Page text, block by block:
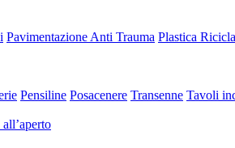
Pavimentazione Anti Trauma Plastica
Pensiline Posacenere Transenne Tavoli